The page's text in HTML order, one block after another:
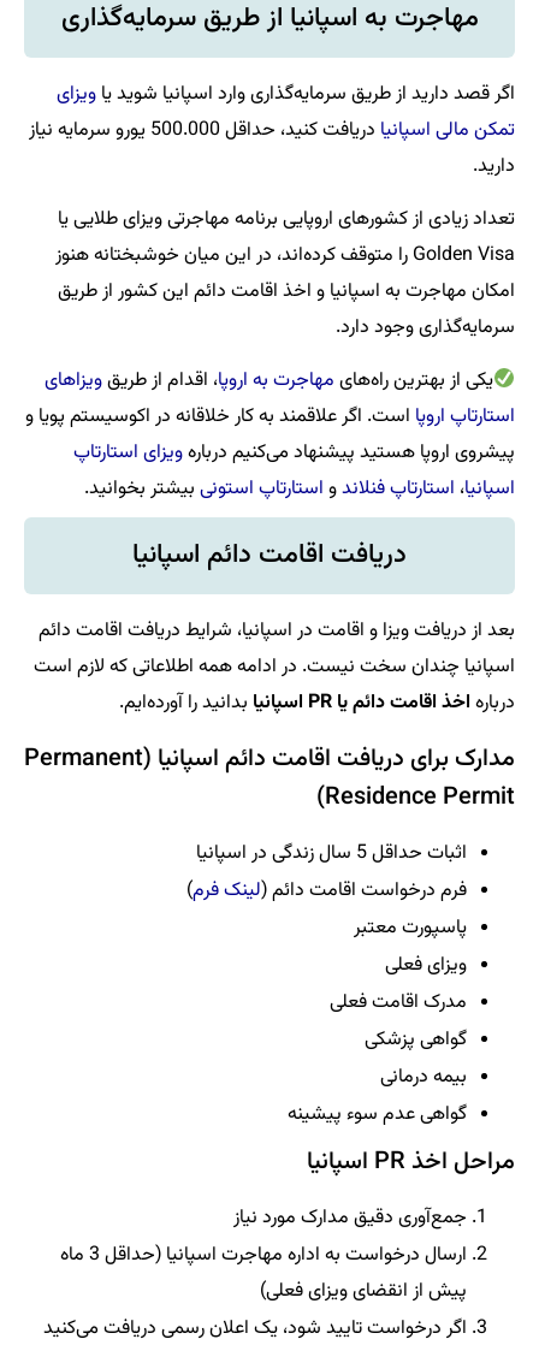
مهاجرت به اسپانیا از طریق سرمایه‌گذاری
اگر قصد دارید از طریق سرمایه‌گذاری وارد اسپانیا شوید یا ویزای
تمکن مالی اسپانیا
دریافت کنید، حداقل 500.000 یورو سرمایه نیاز
دارید.
تعداد زیادی از کشورهای اروپایی برنامه مهاجرتی ویزای طلایی یا
Golden Visa را متوقف کرده‌اند، در این میان خوشبختانه هنوز
امکان مهاجرت به اسپانیا و اخذ اقامت دائم این کشور از طریق
سرمایه‌گذاری وجود دارد.
یکی از بهترین راه‌های مهاجرت به اروپا، اقدام از طریقویزاهای
استارتاپ اروپا است. اگر علاقمند به کار خلاقانه در اکوسیستم پویا و
پیشروی اروپا هستید پیشنهاد می‌کنیم دربارهویزای استارتاپ
اسپانیا، استارتاپ فنلاندو استارتاپ استونی بیشتر بخوانید.
دریافت اقامت دائم اسپانیا
بعد از دریافت ویزا و اقامت در اسپانیا، شرایط دریافت اقامت دائم
اسپانیا چندان سخت نیست. در ادامه همه اطلاعاتی که لازم است
درباره اخذ اقامت دائم یا PR اسپانیا بدانید را آورده‌ایم.
مدارک برای دریافت اقامت دائم اسپانیا (Permanent
Residence Permit)
اثبات حداقل 5 سال زندگی در اسپانیا
فرم درخواست اقامت دائم (لینک فرم)
پاسپورت معتبر
ویزای فعلی
مدرک اقامت فعلی
گواهی پزشکی
بیمه درمانی
گواهی عدم سوء پیشینه
مراحل اخذ PR اسپانیا
جمع‌آوری دقیق مدارک مورد نیاز
ارسال درخواست به اداره مهاجرت اسپانیا (حداقل 3 ماه
پیش از انقضای ویزای فعلی)
اگر درخواست تایید شود، یک اعلان رسمی دریافت می‌کنید